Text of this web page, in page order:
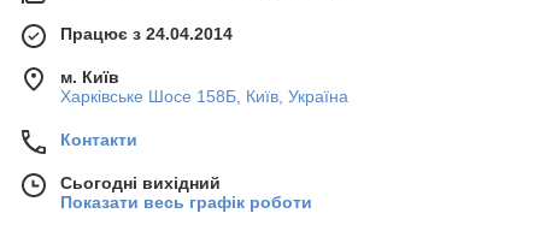
Працює з 24.04.2014
м. Київ
Харківське Шосе 158Б, Київ, Україна
Контакти
Сьогодні вихідний
Показати весь графік роботи